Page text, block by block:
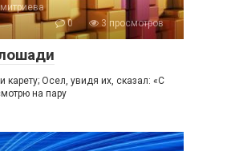
0
3 просмотров
Осел, увидя их, сказал: «С
на пару